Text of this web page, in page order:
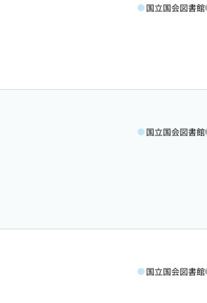
国立国会図書館
国立国会図書館
国立国会図書館